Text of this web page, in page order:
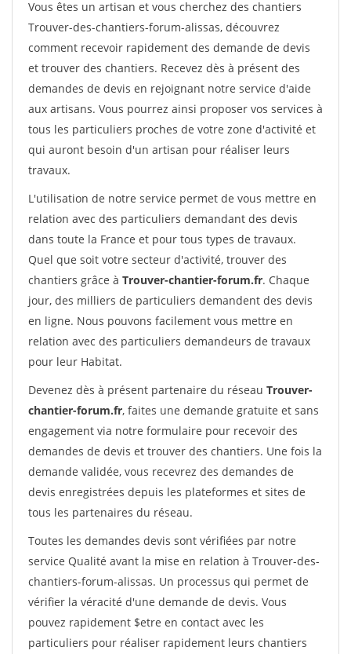
Vous êtes un artisan et vous cherchez des chantiers
Trouver-des-chantiers-forum-alissas, découvrez
comment recevoir rapidement des demande de devis
et trouver des chantiers. Recevez dès à présent des
demandes de devis en rejoignant notre service d'aide
aux artisans. Vous pourrez ainsi proposer vos services à
tous les particuliers proches de votre zone d'activité et
qui auront besoin d'un artisan pour réaliser leurs
travaux.
L'utilisation de notre service permet de vous mettre en
relation avec des particuliers demandant des devis
dans toute la France et pour tous types de travaux.
Quel que soit votre secteur d'activité, trouver des
chantiers grâce à Trouver-chantier-forum.fr. Chaque
jour, des milliers de particuliers demandent des devis
en ligne. Nous pouvons facilement vous mettre en
relation avec des particuliers demandeurs de travaux
pour leur Habitat.
Devenez dès à présent partenaire du réseau Trouver-
chantier-forum.fr, faites une demande gratuite et sans
engagement via notre formulaire pour recevoir des
demandes de devis et trouver des chantiers. Une fois la
demande validée, vous recevrez des demandes de
devis enregistrées depuis les plateformes et sites de
tous les partenaires du réseau.
Toutes les demandes devis sont vérifiées par notre
service Qualité avant la mise en relation à Trouver-des-
chantiers-forum-alissas. Un processus qui permet de
vérifier la véracité d'une demande de devis. Vous
pouvez rapidement $etre en contact avec les
particuliers pour réaliser rapidement leurs chantiers